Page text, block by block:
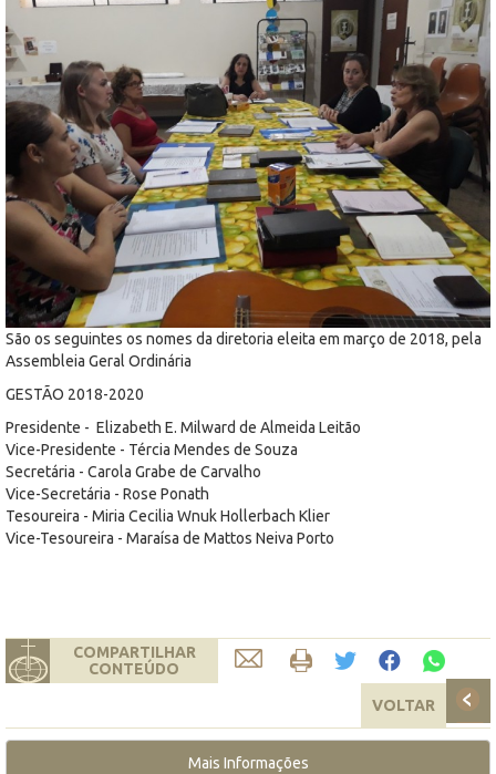
São os seguintes os nomes da diretoria eleita em março de 2018, pela
Assembleia Geral Ordinária
GESTÃO 2018-2020
Presidente - Elizabeth E. Milward de Almeida Leitão
Vice-Presidente - Tércia Mendes de Souza
Secretária - Carola Grabe de Carvalho
Vice-Secretária - Rose Ponath
Tesoureira - Miria Cecilia Wnuk Hollerbach Klier
Vice-Tesoureira - Maraísa de Mattos Neiva Porto
COMPARTILHAR
CONTEÚDO
VOLTAR
Mais Informações